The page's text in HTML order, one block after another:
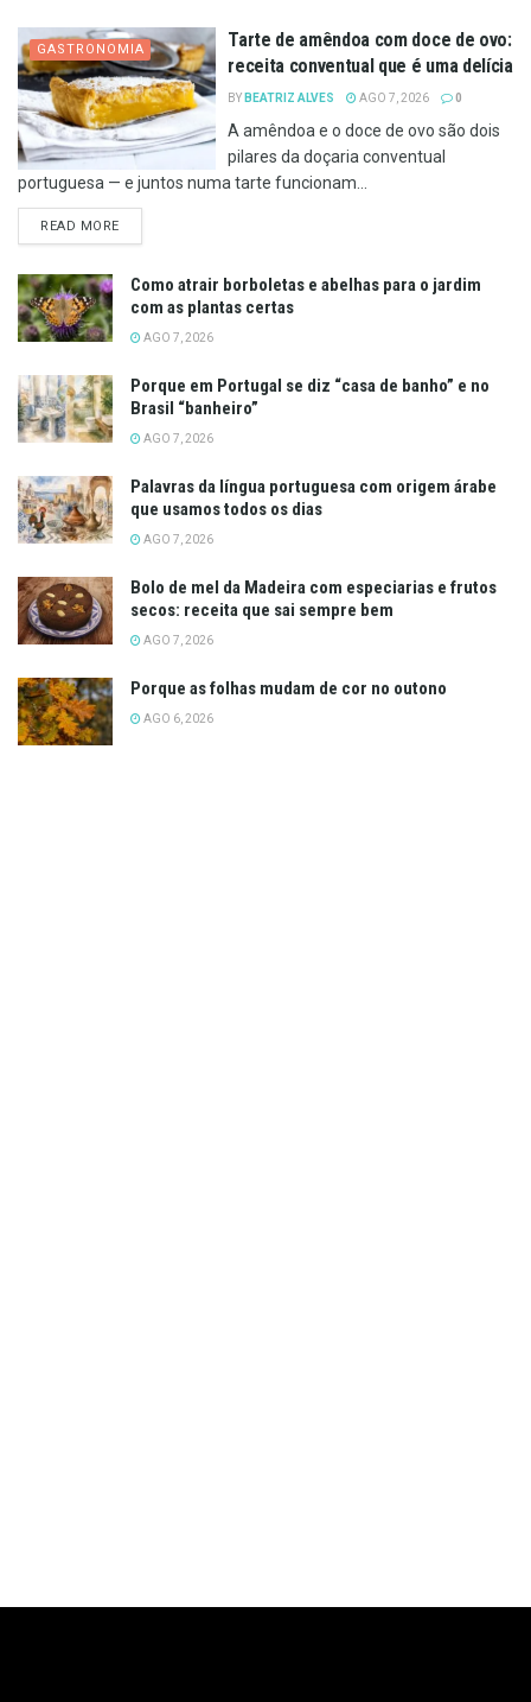
GASTRONOMIA
Tarte de amêndoa com doce de ovo:
receita conventual que é uma delícia
BY BEATRIZ ALVES AGO 7, 2026 0
A amêndoa e o doce de ovo são dois
pilares da doçaria conventual
portuguesa — e juntos numa tarte funcionam...
READ MOREDETAILS
Como atrair borboletas e abelhas para o jardim
com as plantas certas
AGO 7, 2026
Porque em Portugal se diz “casa de banho” e no
Brasil “banheiro”
AGO 7, 2026
Palavras da língua portuguesa com origem árabe
que usamos todos os dias
AGO 7, 2026
Bolo de mel da Madeira com especiarias e frutos
secos: receita que sai sempre bem
AGO 7, 2026
Porque as folhas mudam de cor no outono
AGO 6, 2026